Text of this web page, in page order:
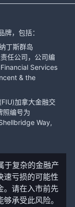
，包括：
丁斯群岛
任公司，公司编
Services
& the
加拿大金融交
照编号为
Way,
于复杂的金融产
速亏损的可能性
。请在入市前先
承受此风险。